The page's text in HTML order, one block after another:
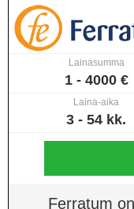
Lainasumma
1 - 4000 €
Laina-aika
3 - 54 kk.
Ferratum